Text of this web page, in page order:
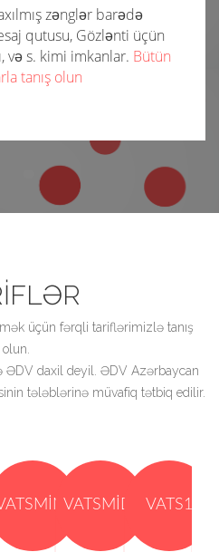
zənglər barədə
qutusu, Gözlənti üçün
və s. kimi imkanlar. Bütün
tanış olun
üçün fərqli tariflərimizlə tanış
olun.
ƏDV daxil deyil. ƏDV Azərbaycan
tələblərinə müvafiq tətbiq edilir.
VATSMIDI VATS1